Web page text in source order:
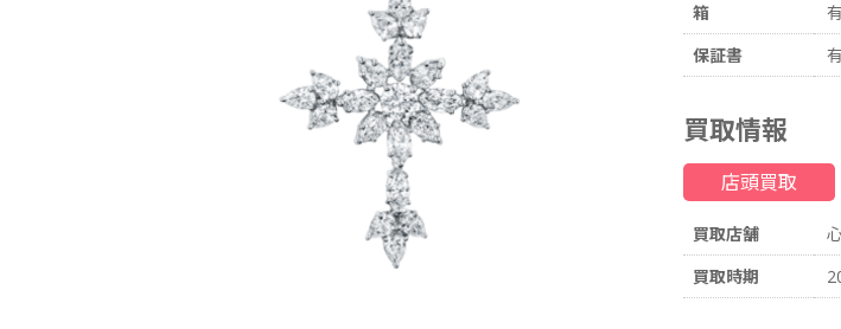
箱
有
保証書
有
買取情報
店頭買取
買取店舗
買取時期